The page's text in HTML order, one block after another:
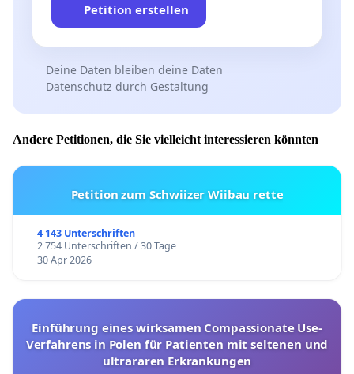
Petition erstellen
Deine Daten bleiben deine Daten
Datenschutz durch Gestaltung
Andere Petitionen, die Sie vielleicht interessieren könnten
Petition zum Schwiizer Wiibau rette
4 143 Unterschriften
2 754 Unterschriften / 30 Tage
30 Apr 2026
Einführung eines wirksamen Compassionate Use-
Verfahrens in Polen für Patienten mit seltenen und
ultrararen Erkrankungen